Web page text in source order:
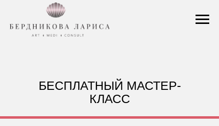
БЕСПЛАТНЫЙ МАСТЕР-
КЛАСС